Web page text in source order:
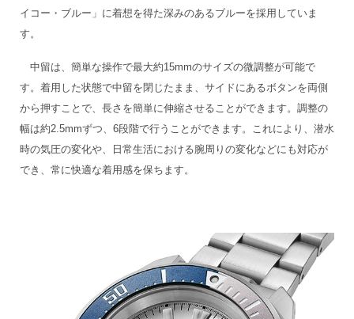
イコー・ブルー」に着想を得た深みのあるブルーを採用していま
す。
中留は、簡単な操作で最大約15mmのサイズの微調整が可能で
す。着用した状態で中留を閉じたまま、サイドにあるボタンを両側
から押すことで、長さを簡単に伸縮させることができます。調整の
幅は約2.5mmずつ、6段階で行うことができます。これにより、潜水
時の気圧の変化や、日常生活における腕周りの変化などにも対応が
でき、常に快適な着用感を保ちます。